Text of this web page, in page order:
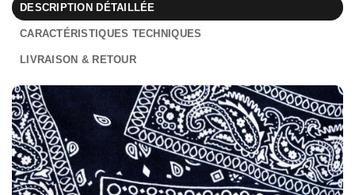
DESCRIPTION DÉTAILLÉE
CARACTÉRISTIQUES TECHNIQUES
LIVRAISON & RETOUR